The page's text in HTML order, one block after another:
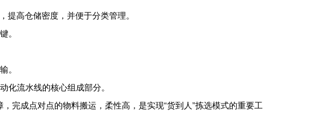
高仓储密度，并便于分类管理。
。
。
化流水线的核心组成部分。
完成点对点的物料搬运，柔性高，是实现“货到人”拣选模式的重要工